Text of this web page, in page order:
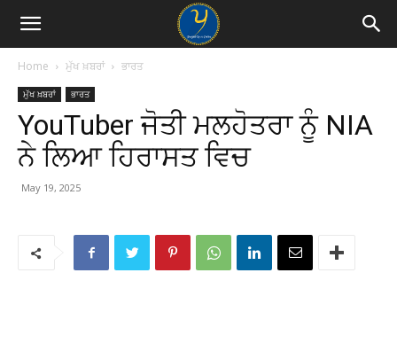
Home ਮੁੱਖ ਖ਼ਬਰਾਂ ਭਾਰਤ
ਮੁੱਖ ਖ਼ਬਰਾਂ ਭਾਰਤ
YouTuber ਜੋਤੀ ਮਲਹੋਤਰਾ ਨੂੰ NIA
ਨੇ ਲਿਆ ਹਿਰਾਸਤ ਵਿਚ
May 19, 2025